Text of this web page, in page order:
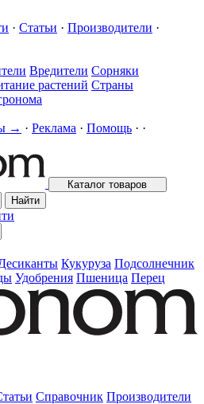
· Статьи · Производители ·
Вредители Сорняки
растений Страны
→ · Реклама · Помощь · ·
Каталог товаров
Найти
Кукуруза Подсолнечник
Удобрения Пшеница Перец
Справочник Производители